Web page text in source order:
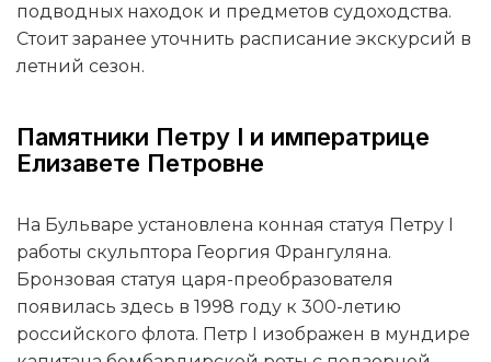
подводных находок и предметов судоходства.
Стоит заранее уточнить расписание экскурсий в
летний сезон.
Памятники Петру I и императрице
Елизавете Петровне
На Бульваре установлена конная статуя Петру I
работы скульптора Георгия Франгуляна.
Бронзовая статуя царя-преобразователя
появилась здесь в 1998 году к 300-летию
российского флота. Петр I изображен в мундире